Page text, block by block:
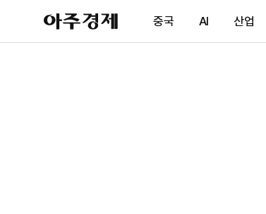
아
주
제
중국 AI 산업